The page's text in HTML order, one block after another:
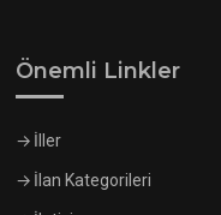
Önemli Linkler
İller
İlan Kategorileri